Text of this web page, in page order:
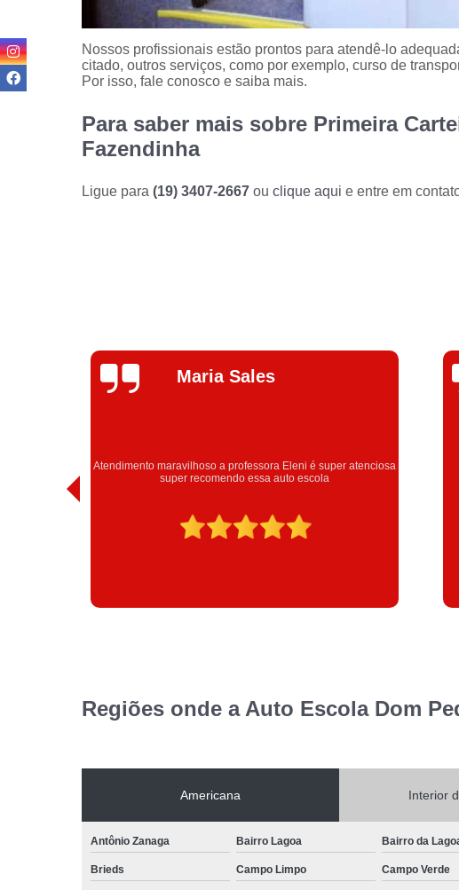
Nossos profissionais estão prontos para atendê-lo
citado, outros serviços, como por exemplo, curso de
Por isso, fale conosco e saiba mais.
Para saber mais sobre Primeira
Fazendinha
Ligue para (19) 3407-2667 ou clique aqui e entre em
Talita Ramos
Obrigada estrutura Eleni obrigada passei urrrooou
Regiões onde a Auto Escola Dom
Americana Interior
Antônio Zanaga Bairro Lagoa Bairro da
Brieds Campo Limpo Campo Verde